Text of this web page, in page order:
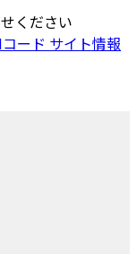
ください
ード サイト情報